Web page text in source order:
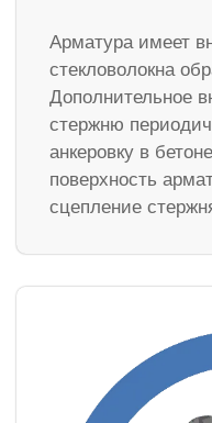
Арматура имеет
стекловолокна
Дополнительное
стержню
анкеровку в
поверхность
сцепление